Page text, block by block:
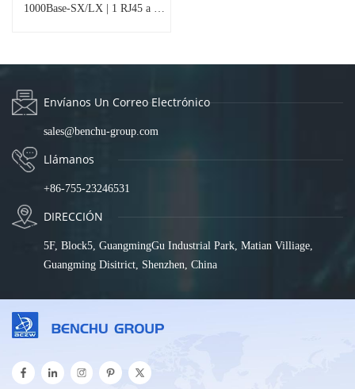
1000Base-SX/LX | 1 RJ45 a 1
Envíanos Un Correo Electrónico
sales@benchu-group.com
Llámanos
+86-755-23246531
DIRECCIÓN
5F, Block5, GuangmingGu Industrial Park, Matian Villiage,
Guangming Disitrict, Shenzhen, China